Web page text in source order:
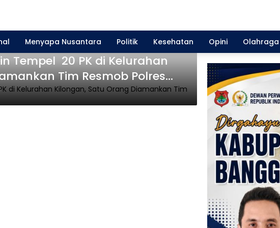
Menyapa Nusantara Politik Kesehatan Opini Olahraga
Tempel 20 PK di Kelurahan
Tim Resmob Polres